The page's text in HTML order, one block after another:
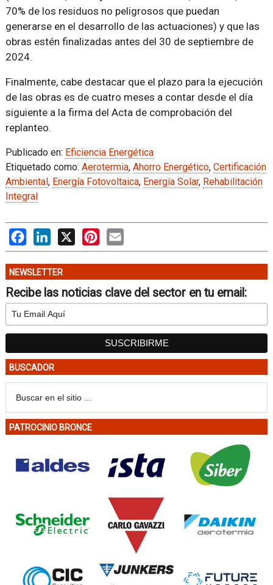
70% de los residuos no peligrosos que puedan
generarse en el desarrollo de las actuaciones) y que las
obras estén finalizadas antes del 30 de septiembre de
2024.
Finalmente, cabe destacar que el plazo para la ejecución
de las obras es de cuatro meses a contar desde el día
siguiente a la firma del Acta de comprobación del
replanteo.
Publicado en: Eficiencia Energética
Etiquetado como: Aerotermia, Ahorro Energético, Certificación
Ambiental, Energía Fotovoltaica, Energía Solar, Rehabilitación
Integral
FacebookLinkedIn
X PinterestEmail
NEWSLETTER
Recibe las noticias clave del sector en tu email:
BUSCADOR
PATROCINIO BRONCE